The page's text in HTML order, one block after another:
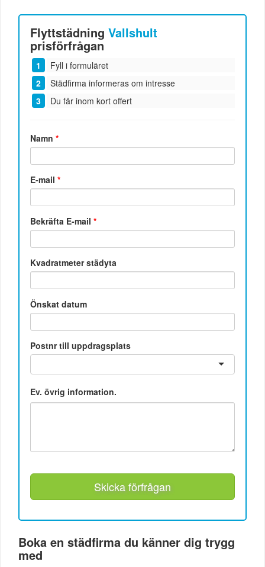
FlyttstädningVallshult
prisförfrågan
Fyll i formuläret
Städfirma informeras om intresse
Du får inom kort offert
Namn*
E-mail*
Bekräfta E-mail*
Kvadratmeter städyta
Önskat datum
Postnr till uppdragsplats
Ev. övrig information.
Skicka förfrågan
Boka en städfirma du känner dig trygg
med